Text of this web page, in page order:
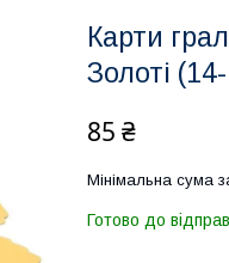
Карти
Золоті
85 ₴
Мінімальна сума
Готово до